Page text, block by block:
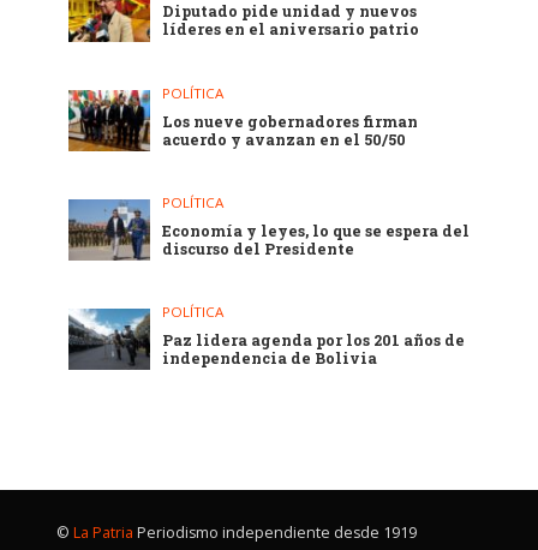
Diputado pide unidad y nuevos
líderes en el aniversario patrio
POLÍTICA
Los nueve gobernadores firman
acuerdo y avanzan en el 50/50
POLÍTICA
Economía y leyes, lo que se espera del
discurso del Presidente
POLÍTICA
Paz lidera agenda por los 201 años de
independencia de Bolivia
© La Patria Periodismo independiente desde 1919